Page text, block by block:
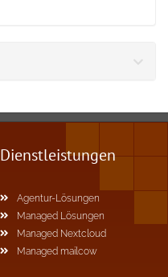
Dienstleistungen
Agentur-Lösungen
Managed Lösungen
Managed Nextcloud
Managed mailcow